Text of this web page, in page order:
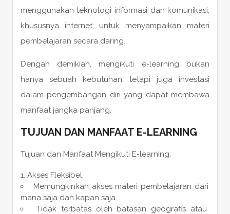
menggunakan teknologi informasi dan komunikasi,
khususnya internet, untuk menyampaikan materi
pembelajaran secara daring.
Dengan demikian, mengikuti e-learning bukan
hanya sebuah kebutuhan, tetapi juga investasi
dalam pengembangan diri yang dapat membawa
manfaat jangka panjang.
TUJUAN DAN MANFAAT E-LEARNING
Tujuan dan Manfaat Mengikuti E-learning:
Akses Fleksibel:
Memungkinkan akses materi pembelajaran dari
mana saja dan kapan saja.
Tidak terbatas oleh batasan geografis atau